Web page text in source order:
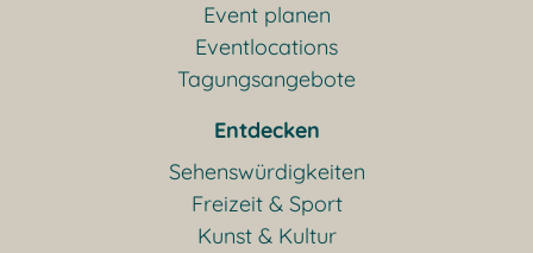
Event planen
Eventlocations
Tagungsangebote
Entdecken
Sehenswürdigkeiten
Freizeit & Sport
Kunst & Kultur